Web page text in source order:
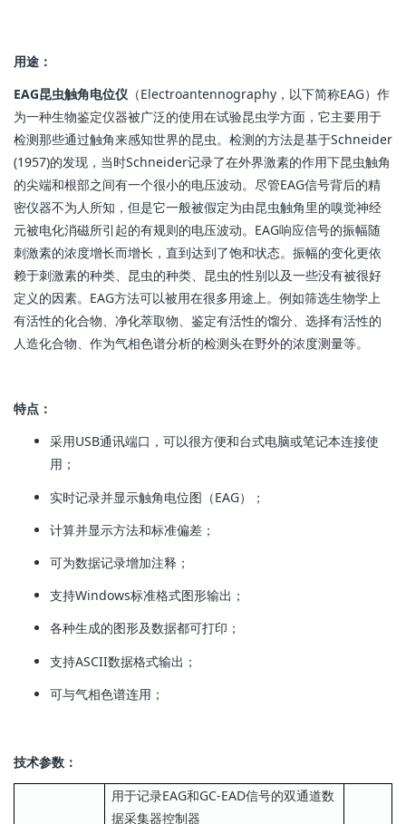
用途：
EAG昆虫触角电位仪 （Electroantennography，以下简称EAG）作
为一种生物鉴定仪器被广泛的使用在试验昆虫学方面，它主要用于
检测那些通过触角来感知世界的昆虫。检测的方法是基于Schneider
(1957)的发现，当时Schneider记录了在外界激素的作用下昆虫触角
的尖端和根部之间有一个很小的电压波动。尽管EAG信号背后的精
密仪器不为人所知，但是它一般被假定为由昆虫触角里的嗅觉神经
元被电化消磁所引起的有规则的电压波动。EAG响应信号的振幅随
刺激素的浓度增长而增长，直到达到了饱和状态。振幅的变化更依
赖于刺激素的种类、昆虫的种类、昆虫的性别以及一些没有被很好
定义的因素。EAG方法可以被用在很多用途上。例如筛选生物学上
有活性的化合物、净化萃取物、鉴定有活性的馏分、选择有活性的
人造化合物、作为气相色谱分析的检测头在野外的浓度测量等。
特点：
采用USB通讯端口，可以很方便和台式电脑或笔记本连接使
用；
实时记录并显示触角电位图（EAG）；
计算并显示方法和标准偏差；
可为数据记录增加注释；
支持Windows标准格式图形输出；
各种生成的图形及数据都可打印；
支持ASCII数据格式输出；
可与气相色谱连用；
技术参数：
用于记录EAG和GC-EAD信号的双通道数
据采集器控制器